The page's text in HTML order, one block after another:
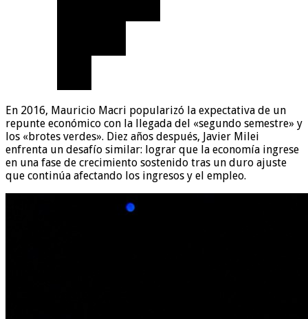
En 2016, Mauricio Macri popularizó la expectativa de un
repunte económico con la llegada del «segundo semestre» y
los «brotes verdes». Diez años después, Javier Milei
enfrenta un desafío similar: lograr que la economía ingrese
en una fase de crecimiento sostenido tras un duro ajuste
que continúa afectando los ingresos y el empleo.